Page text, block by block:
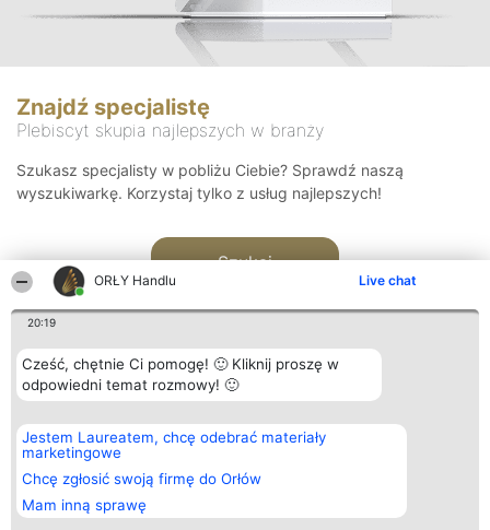
ORŁY Handlu Live chat
20:19
Cześć, chętnie Ci pomogę! 🙂 Kliknij proszę w
odpowiedni temat rozmowy! 🙂
Jestem Laureatem, chcę odebrać materiały
marketingowe
Chcę zgłosić swoją firmę do Orłów
Mam inną sprawę
Znajdź specjalistę
Plebiscyt skupia najlepszych w branży
Szukasz specjalisty w pobliżu Ciebie? Sprawdź naszą
wyszukiwarkę. Korzystaj tylko z usług najlepszych!
Szukaj
Organizator plebiscytu
Bright Side Solutions sp. z o.
o. sp. k.
ul. Ruska 22
Wrocław 50-079
KRS 0000749100 | Regon
381313360 | NIP 8943132676
Plebiscyt
Laureaci
wszystkich
Laureatów
Regulamin
Kontakt
Kontakt